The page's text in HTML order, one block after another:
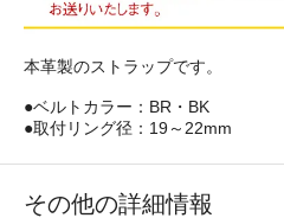
本革製のストラップです。
●ベルトカラー：BR・BK
●取付リング径：19～22mm
その他の詳細情報